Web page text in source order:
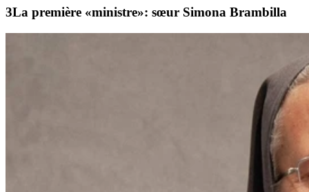
La première «ministre»: sœur Simona Brambilla